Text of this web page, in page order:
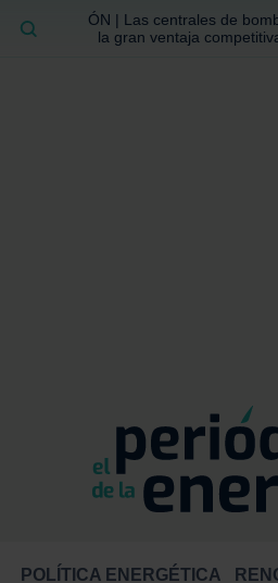
ÓN | Las centrales de
la gran ventaja
POLÍTICA ENERGÉTICA
BUSCAR